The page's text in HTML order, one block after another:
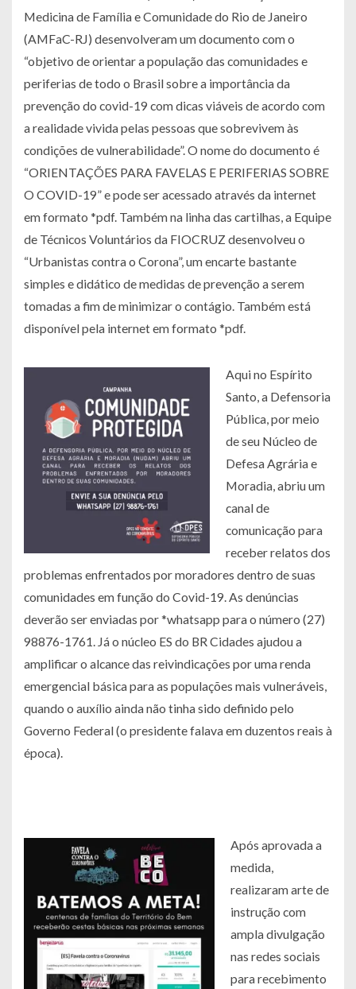
Medicina de Família e Comunidade do Rio de Janeiro
(AMFaC-RJ) desenvolveram um documento com o
“objetivo de orientar a população das comunidades e
periferias de todo o Brasil sobre a importância da
prevenção do covid-19 com dicas viáveis de acordo com
a realidade vivida pelas pessoas que sobrevivem às
condições de vulnerabilidade”. O nome do documento é
“ORIENTAÇÕES PARA FAVELAS E PERIFERIAS SOBRE
O COVID-19” e pode ser acessado através da internet
em formato *pdf. Também na linha das cartilhas, a Equipe
de Técnicos Voluntários da FIOCRUZ desenvolveu o
“Urbanistas contra o Corona”, um encarte bastante
simples e didático de medidas de prevenção a serem
tomadas a fim de minimizar o contágio. Também está
disponível pela internet em formato *pdf.
Aqui no Espírito
Santo, a Defensoria
Pública, por meio
de seu Núcleo de
Defesa Agrária e
Moradia, abriu um
canal de
comunicação para
receber relatos dos
problemas enfrentados por moradores dentro de suas
comunidades em função do Covid-19. As denúncias
deverão ser enviadas por *whatsapp para o número (27)
98876-1761. Já o núcleo ES do BR Cidades ajudou a
amplificar o alcance das reivindicações por uma renda
emergencial básica para as populações mais vulneráveis,
quando o auxílio ainda não tinha sido definido pelo
Governo Federal (o presidente falava em duzentos reais à
época).
Após aprovada a
medida,
realizaram arte de
instrução com
ampla divulgação
nas redes sociais
para recebimento